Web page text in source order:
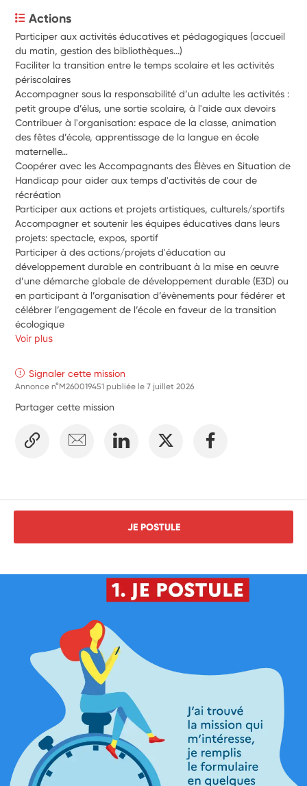
Actions
Participer aux activités éducatives et pédagogiques (accueil
du matin, gestion des bibliothèques...)
Faciliter la transition entre le temps scolaire et les activités
périscolaires
Accompagner sous la responsabilité d’un adulte les activités :
petit groupe d’élus, une sortie scolaire, à l'aide aux devoirs
Contribuer à l'organisation: espace de la classe, animation
des fêtes d’école, apprentissage de la langue en école
maternelle…
Coopérer avec les Accompagnants des Élèves en Situation de
Handicap pour aider aux temps d'activités de cour de
récréation
Participer aux actions et projets artistiques, culturels/sportifs
Accompagner et soutenir les équipes éducatives dans leurs
projets: spectacle, expos, sportif
Participer à des actions/projets d'éducation au
développement durable en contribuant à la mise en œuvre
d’une démarche globale de développement durable (E3D) ou
en participant à l’organisation d’évènements pour fédérer et
célébrer l’engagement de l’école en faveur de la transition
écologique
Voir plus
Signaler cette mission
Annonce n°M260019451 publiée le7 juillet 2026
Partager cette mission
JE POSTULE